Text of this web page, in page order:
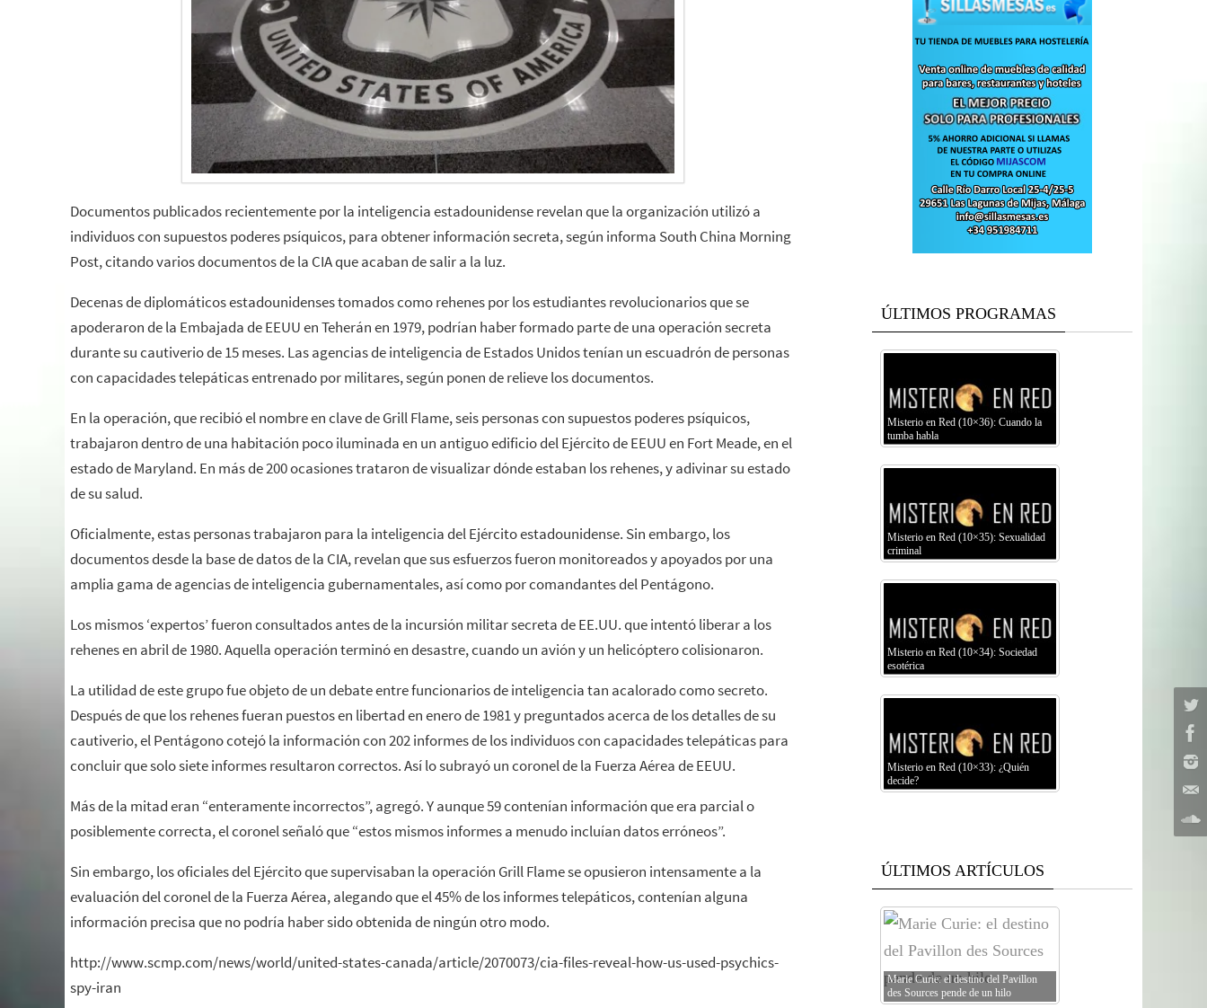
Documentos publicados recientemente por la inteligencia estadounidense revelan que la organización utilizó a
individuos con supuestos poderes psíquicos, para obtener información secreta, según informa South China Morning
Post, citando varios documentos de la CIA que acaban de salir a la luz.
Decenas de diplomáticos estadounidenses tomados como rehenes por los estudiantes revolucionarios que se
apoderaron de la Embajada de EEUU en Teherán en 1979, podrían haber formado parte de una operación secreta
durante su cautiverio de 15 meses. Las agencias de inteligencia de Estados Unidos tenían un escuadrón de personas
con capacidades telepáticas entrenado por militares, según ponen de relieve los documentos.
En la operación, que recibió el nombre en clave de Grill Flame, seis personas con supuestos poderes psíquicos,
trabajaron dentro de una habitación poco iluminada en un antiguo edificio del Ejército de EEUU en Fort Meade, en el
estado de Maryland. En más de 200 ocasiones trataron de visualizar dónde estaban los rehenes, y adivinar su estado
de su salud.
Oficialmente, estas personas trabajaron para la inteligencia del Ejército estadounidense. Sin embargo, los
documentos desde la base de datos de la CIA, revelan que sus esfuerzos fueron monitoreados y apoyados por una
amplia gama de agencias de inteligencia gubernamentales, así como por comandantes del Pentágono.
Los mismos ‘expertos’ fueron consultados antes de la incursión militar secreta de EE.UU. que intentó liberar a los
rehenes en abril de 1980. Aquella operación terminó en desastre, cuando un avión y un helicóptero colisionaron.
La utilidad de este grupo fue objeto de un debate entre funcionarios de inteligencia tan acalorado como secreto.
Después de que los rehenes fueran puestos en libertad en enero de 1981 y preguntados acerca de los detalles de su
cautiverio, el Pentágono cotejó la información con 202 informes de los individuos con capacidades telepáticas para
concluir que solo siete informes resultaron correctos. Así lo subrayó un coronel de la Fuerza Aérea de EEUU.
Más de la mitad eran “enteramente incorrectos”, agregó. Y aunque 59 contenían información que era parcial o
posiblemente correcta, el coronel señaló que “estos mismos informes a menudo incluían datos erróneos”.
Sin embargo, los oficiales del Ejército que supervisaban la operación Grill Flame se opusieron intensamente a la
evaluación del coronel de la Fuerza Aérea, alegando que el 45% de los informes telepáticos, contenían alguna
información precisa que no podría haber sido obtenida de ningún otro modo.
http://www.scmp.com/news/world/united-states-canada/article/2070073/cia-files-reveal-how-us-used-psychics-
spy-iran
ÚLTIMOS PROGRAMAS
Misterio en Red (10×36): Cuando la
tumba habla
Misterio en Red (10×35): Sexualidad
criminal
Misterio en Red (10×34): Sociedad
esotérica
Misterio en Red (10×33): ¿Quién
decide?
ÚLTIMOS ARTÍCULOS
Marie Curie: el destino del Pavillon
des Sources pende de un hilo